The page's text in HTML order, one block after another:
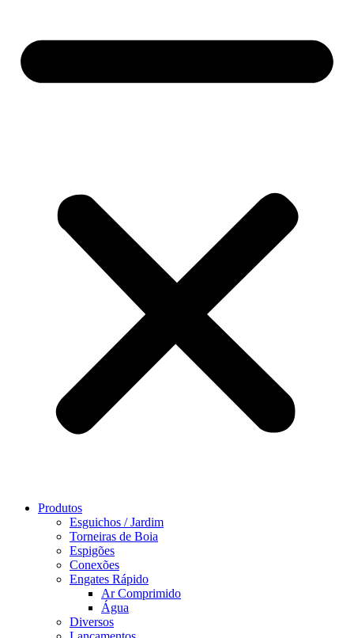
Produtos
Esguichos / Jardim
Torneiras de Boia
Espigões
Conexões
Engates Rápido
Ar Comprimido
Água
Diversos